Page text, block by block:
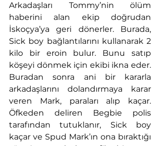
Arkadaşları Tommy’nin ölüm
haberini alan ekip doğrudan
İskoçya’ya geri dönerler. Burada,
Sick boy bağlantılarını kullanarak 2
kilo bir eroin bulur. Bunu satıp
köşeyi dönmek için ekibi ikna eder.
Buradan sonra ani bir kararla
arkadaşlarını dolandırmaya karar
veren Mark, paraları alıp kaçar.
Öfkeden deliren Begbie polis
tarafından tutuklanır, Sick boy
kaçar ve Spud Mark’ın ona bıraktığı